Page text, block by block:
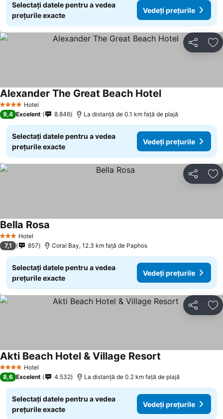
Selectați datele pentru a vedea
prețurile exacte
Vedeți prețurile
Distribuiți
4 Stele Hotel
Alexander The Great Beach Hotel
9,4 Excelent 8.846 La distanță de 0.1 km față de plajă
Selectați datele pentru a vedea
prețurile exacte
Vedeți prețurile
Distribuiți
3 SteleHotel
Bella Rosa
7,1 857 Coral Bay, 12.3 km faţă de Paphos
Selectați datele pentru a vedea
prețurile exacte
Vedeți prețurile
Distribuiți
4 Stele Hotel
Akti Beach Hotel & Village Resort
8,6 Excelent 4.532 La distanță de 0.2 km față de plajă
Selectați datele pentru a vedea
prețurile exacte
Vedeți prețurile